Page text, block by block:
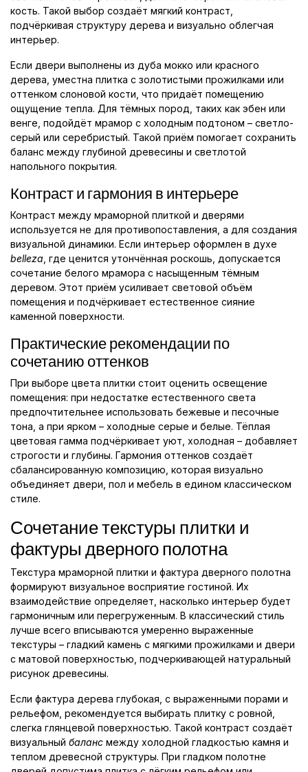
кость. Такой выбор создаёт мягкий контраст,
подчёркивая структуру дерева и визуально облегчая
интерьер.
Если двери выполнены из дуба мокко или красного
дерева, уместна плитка с золотистыми прожилками или
оттенком слоновой кости, что придаёт помещению
ощущение тепла. Для тёмных пород, таких как эбен или
венге, подойдёт мрамор с холодным подтоном – светло-
серый или серебристый. Такой приём помогает сохранить
баланс между глубиной древесины и светлотой
напольного покрытия.
Контраст и гармония в интерьере
Контраст между мраморной плиткой и дверями
используется не для противопоставления, а для создания
визуальной динамики. Если интерьер оформлен в духе
belleza , где ценится утончённая роскошь, допускается
сочетание белого мрамора с насыщенным тёмным
деревом. Этот приём усиливает световой объём
помещения и подчёркивает естественное сияние
каменной поверхности.
Практические рекомендации по
сочетанию оттенков
При выборе цвета плитки стоит оценить освещение
помещения: при недостатке естественного света
предпочтительнее использовать бежевые и песочные
тона, а при ярком – холодные серые и белые. Тёплая
цветовая гамма подчёркивает уют, холодная – добавляет
строгости и глубины. Гармония оттенков создаёт
сбалансированную композицию, которая визуально
объединяет двери, пол и мебель в едином классическом
стиле.
Сочетание текстуры плитки и
фактуры дверного полотна
Текстура мраморной плитки и фактура дверного полотна
формируют визуальное восприятие гостиной. Их
взаимодействие определяет, насколько интерьер будет
гармоничным или перегруженным. В классический стиль
лучше всего вписываются умеренно выраженные
текстуры – гладкий камень с мягкими прожилками и двери
с матовой поверхностью, подчеркивающей натуральный
рисунок древесины.
Если фактура дерева глубокая, с выраженными порами и
рельефом, рекомендуется выбирать плитку с ровной,
слегка глянцевой поверхностью. Такой контраст создаёт
визуальный баланс между холодной гладкостью камня и
теплом древесной структуры. При гладком полотне